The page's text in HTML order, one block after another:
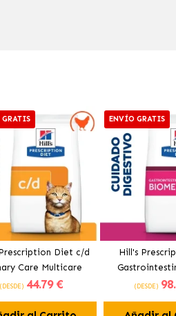
Diet c/d
Care Multicare
para Gatos con Pollo
(DESDE) 44.79 €
ENVÍO GRATIS
Hill's
Pienso para
(DESDE) 98